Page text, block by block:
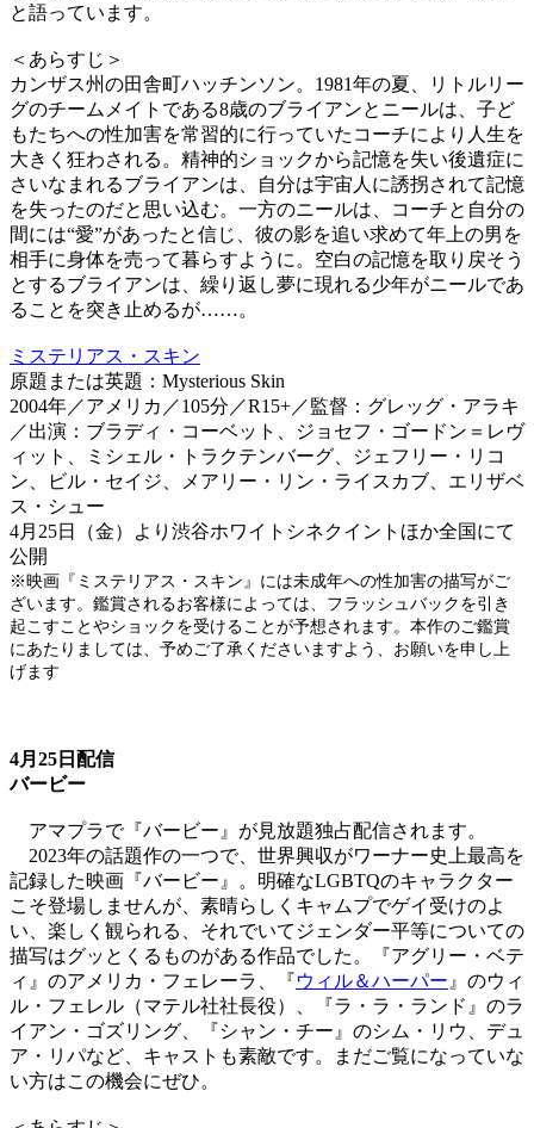
と語っています。
＜あらすじ＞
カンザス州の田舎町ハッチンソン。1981年の夏、リトルリー
グのチームメイトである8歳のブライアンとニールは、子ど
もたちへの性加害を常習的に行っていたコーチにより人生を
大きく狂わされる。精神的ショックから記憶を失い後遺症に
さいなまれるブライアンは、自分は宇宙人に誘拐されて記憶
を失ったのだと思い込む。一方のニールは、コーチと自分の
間には“愛”があったと信じ、彼の影を追い求めて年上の男を
相手に身体を売って暮らすように。空白の記憶を取り戻そう
とするブライアンは、繰り返し夢に現れる少年がニールであ
ることを突き止めるが……。
ミステリアス・スキン
原題または英題：Mysterious Skin
2004年／アメリカ／105分／R15+／監督：グレッグ・アラキ
／出演：ブラディ・コーベット、ジョセフ・ゴードン＝レヴ
ィット、ミシェル・トラクテンバーグ、ジェフリー・リコ
ン、ビル・セイジ、メアリー・リン・ライスカブ、エリザベ
ス・シュー
4月25日（金）より渋谷ホワイトシネクイントほか全国にて
公開
※映画『ミステリアス・スキン』には未成年への性加害の描写がご
ざいます。鑑賞されるお客様によっては、フラッシュバックを引き
起こすことやショックを受けることが予想されます。本作のご鑑賞
にあたりましては、予めご了承くださいますよう、お願いを申し上
げます
4月25日配信
バービー
アマプラで『バービー』が見放題独占配信されます。
2023年の話題作の一つで、世界興収がワーナー史上最高を
記録した映画『バービー』。明確なLGBTQのキャラクター
こそ登場しませんが、素晴らしくキャムプでゲイ受けのよ
い、楽しく観られる、それでいてジェンダー平等についての
描写はグッとくるものがある作品でした。『アグリー・ベテ
ィ』のアメリカ・フェレーラ、『ウィル＆ハーパー 』のウィ
ル・フェレル（マテル社社長役）、『ラ・ラ・ランド』のラ
イアン・ゴズリング、『シャン・チー』のシム・リウ、デュ
ア・リパなど、キャストも素敵です。まだご覧になっていな
い方はこの機会にぜひ。